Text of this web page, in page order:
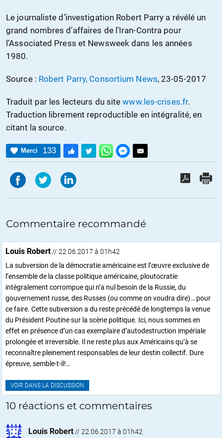
Le journaliste d’investigation Robert Parry a révélé un
grand nombres d’affaires de l’Iran-Contra pour
l’Associated Press et Newsweek dans les années
1980.
Source : Robert Parry, Consortium News, 23-05-2017
Traduit par les lecteurs du sitewww.les-crises.fr.
Traduction librement reproductible en intégralité, en
citant la source.
Merci 133
Commentaire recommandé
Louis Robert// 22.06.2017 à 01h42
La subversion de la démocratie américaine est l’œuvre exclusive de
l’ensemble de la classe politique américaine, ploutocratie
intégralement corrompue qui n’a nul besoin de la Russie, du
gouvernement russe, des Russes (ou comme on voudra dire)… pour
ce faire. Cette subversion a du reste précédé de longtemps la venue
du Président Poutine sur la scène politique. Ici, nous sommes en
effet en présence d’un cas exemplaire d’autodestruction impériale
prolongée et irreversible. Il ne reste plus aux Américains qu’à se
reconnaître pleinement responsables de leur destin collectif. Dure
épreuve, semble-t-il!…
VOIR DANS LA DISCUSSION
10 réactions et commentaires
Louis Robert // 22.06.2017 à 01h42